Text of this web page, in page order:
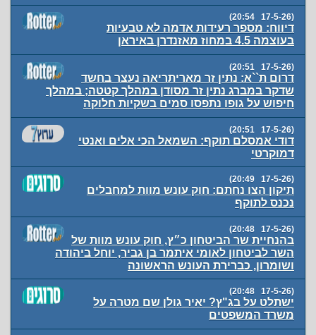
(17-5-26 20:54)
דיווח: מספר רעידות אדמה לא טבעיות
בעוצמה 4.5 במחוז מאזנדרן באיראן
(17-5-26 20:51)
דרום ת``א: נתין זר מאריתריאה נעצר בחשד
שדקר במברג נתין זר מסודן במהלך קטטה; במהלך
חיפוש על גופו נתפסו סמים בשקיות חלוקה
(17-5-26 20:51)
דודי אמסלם תוקף: השמאל הכי אלים ואנטי
דמוקרטי
(17-5-26 20:49)
תיקון הצו נחתם: חוק עונש מוות למחבלים
נכנס לתוקף
(17-5-26 20:48)
בהנחיית שר הביטחון כ״ץ, חוק עונש מוות של
השר לביטחון לאומי איתמר בן גביר, יוחל ביהודה
ושומרון, כברירת העונש הראשונה
(17-5-26 20:48)
ישתלט על בג"ץ? יאיר גולן שם מטרה על
משרד המשפטים